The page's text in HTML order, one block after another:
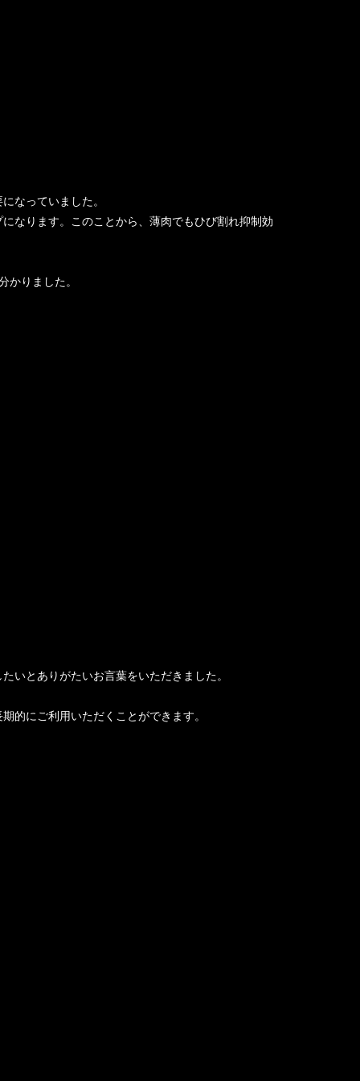
なっていました。
なります。このことから、薄肉でもひび割れ抑制効
かりました。
いとありがたいお言葉をいただきました。
的にご利用いただくことができます。